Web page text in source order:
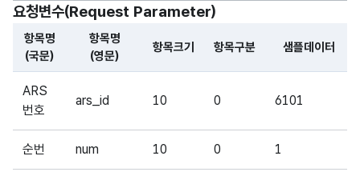
요청변수(Request Parameter)
항목명
(국문)
항목명
(영문)
항목크기 항목구분 샘플데이터
ARS
번호
ars_id 10 0 6101
순번 num 10 0 1